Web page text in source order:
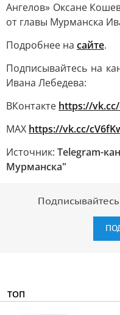
Ангелов» Оксане
от главы Мурманска
Подробнее на сайте.
Подписывайтесь на
Ивана Лебедева:
ВКонтакте https://
МАХ https://vk.cc/
Источник: Telegram-
Мурманска"
ТОП